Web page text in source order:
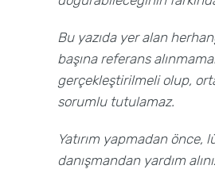
Bu yazıda yer alan
başına referans
gerçekleştirilmeli olup,
sorumlu tutulamaz.
Yatırım yapmadan
danışmandan yardım